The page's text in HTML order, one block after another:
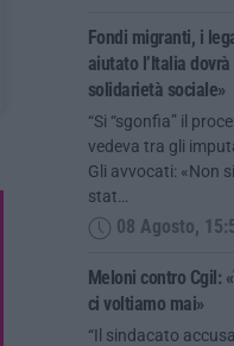
Fondi migranti, i
aiutato l’Italia
solidarietà sociale»
“Si “sgonfia” il
vedeva tra gli
Gli avvocati: «Non
stat…
08 Agosto,
Meloni contro Cgil:
ci voltiamo mai»
“Il sindacato